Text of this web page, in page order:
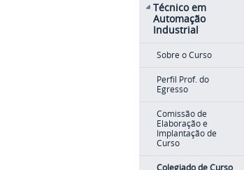
Técnico em
Automação
Industrial
Sobre o Curso
Perfil Prof. do
Egresso
Comissão de
Elaboração e
Implantação de
Curso
Colegiado de Curso